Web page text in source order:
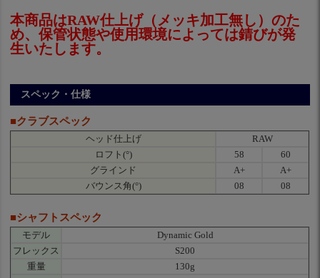
本商品はRAW仕上げ（メッキ加工無し）のた
め、保管状態や使用環境によっては錆びが発
生いたします。
スペック・仕様
■クラブスペック
ヘッド仕上げ
RAW
ロフト(°)
58
60
グラインド
A+
A+
バウンス角(°)
08 08
■シャフトスペック
モデル
Dynamic Gold
フレックス
S200
重量
130g